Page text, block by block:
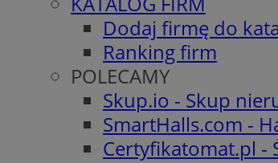
Dodaj firmę do
Ranking firm
POLECAMY
Skup.io - Skup
SmartHalls.com -
Certyfikatomat.pl -